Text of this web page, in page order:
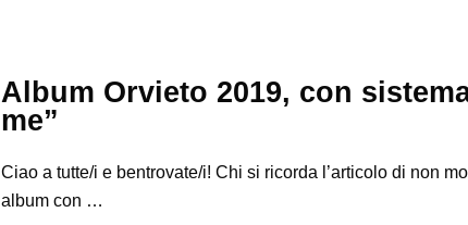
Album Orvieto 2019, con
me”
Ciao a tutte/i e bentrovate/i! Chi si ricorda l’articolo di non
album con …